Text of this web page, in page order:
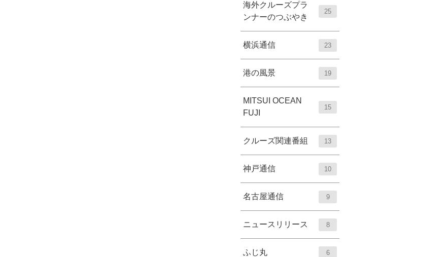
海外クルーズプラ
ンナーのつぶやき
25
横浜通信 23
港の風景 19
MITSUI OCEAN
FUJI
15
クルーズ関連番組 13
神戸通信 10
名古屋通信 9
ニュースリリース 8
ふじ丸 6